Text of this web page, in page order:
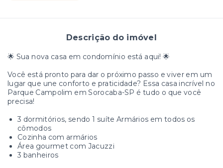
Descrição do imóvel
🌟 Sua nova casa em condomínio está aqui! 🌟
Você está pronto para dar o próximo passo e viver em um
lugar que une conforto e praticidade? Essa casa incrível no
Parque Campolim em Sorocaba-SP é tudo o que você
precisa!
3 dormitórios, sendo 1 suíte Armários em todos os
cômodos
Cozinha com armários
Área gourmet com Jacuzzi
3 banheiros